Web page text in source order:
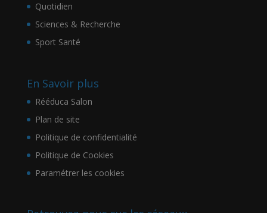
Quotidien
Sciences & Recherche
Sport Santé
En Savoir plus
Rééduca Salon
Plan de site
Politique de confidentialité
Politique de Cookies
Paramétrer les cookies